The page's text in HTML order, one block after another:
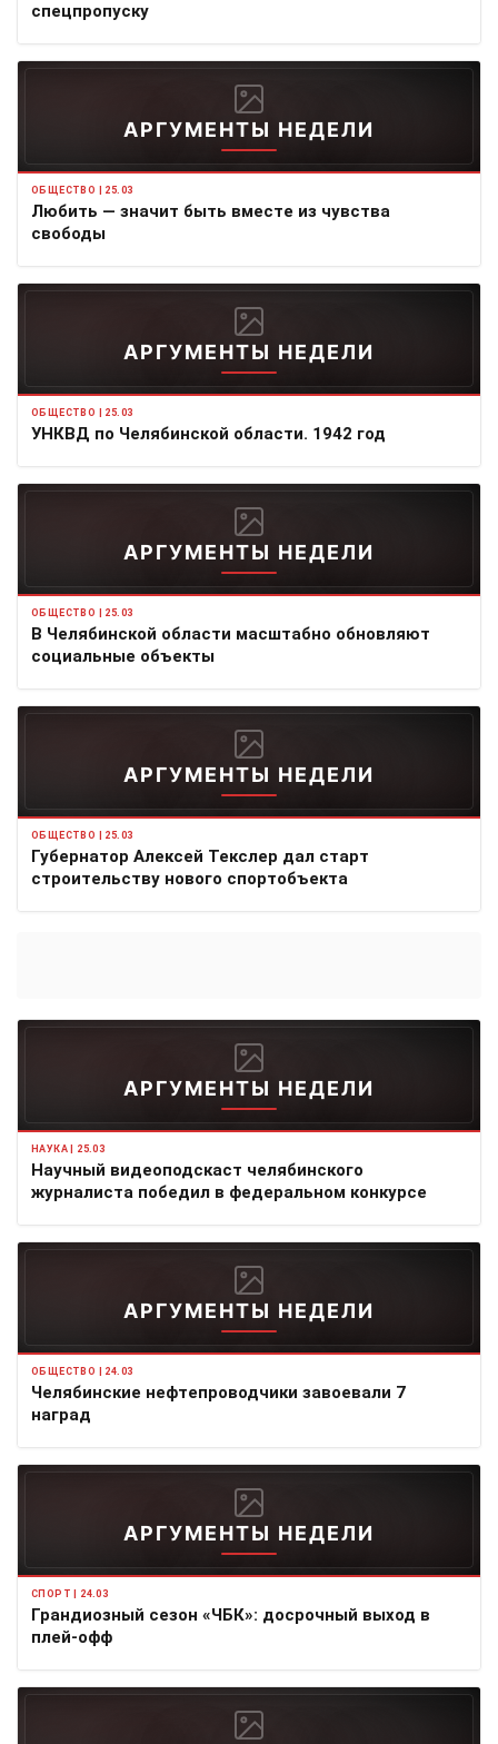
спецпропуску
АРГУМЕНТЫ НЕДЕЛИ
ОБЩЕСТВО | 25.03
Любить — значит быть вместе из чувства
свободы
АРГУМЕНТЫ НЕДЕЛИ
ОБЩЕСТВО | 25.03
УНКВД по Челябинской области. 1942 год
АРГУМЕНТЫ НЕДЕЛИ
ОБЩЕСТВО | 25.03
В Челябинской области масштабно обновляют
социальные объекты
АРГУМЕНТЫ НЕДЕЛИ
ОБЩЕСТВО | 25.03
Губернатор Алексей Текслер дал старт
строительству нового спортобъекта
АРГУМЕНТЫ НЕДЕЛИ
НАУКА | 25.03
Научный видеоподскаст челябинского
журналиста победил в федеральном конкурсе
АРГУМЕНТЫ НЕДЕЛИ
ОБЩЕСТВО | 24.03
Челябинские нефтепроводчики завоевали 7
наград
АРГУМЕНТЫ НЕДЕЛИ
СПОРТ | 24.03
Грандиозный сезон «ЧБК»: досрочный выход в
плей-офф